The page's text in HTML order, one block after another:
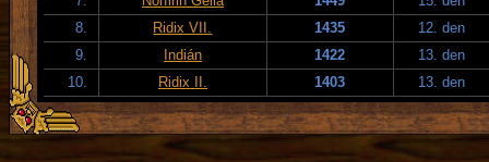
8.
Ridix VII. 1435
12. den
9.
Indián 1422
13. den
10.
Ridix II. 1403 13. den